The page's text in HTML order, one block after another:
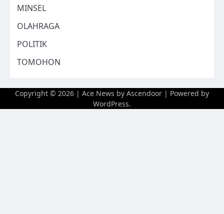
MINSEL
OLAHRAGA
POLITIK
TOMOHON
Copyright © 2026 | Ace News by Ascendoor | Powered by
WordPress.